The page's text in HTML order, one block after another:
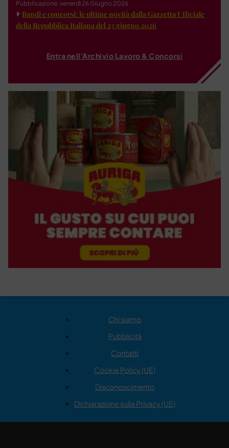
Pubblicazione: venerdì 26 Giugno 2026
Bandi e concorsi: le ultime novità dalla Gazzetta Ufficiale
della Repubblica Italiana del 23 giugno 2026
Entra nell'Archivio Lavoro & Concorsi
Chi siamo
Pubblicità
Contatti
Cookie Policy (UE)
Disconoscimento
Dichiarazione sulla Privacy (UE)